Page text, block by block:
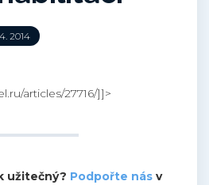
2014
articles/27716/]]>
užitečný? Podpořte násv